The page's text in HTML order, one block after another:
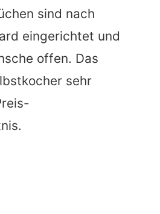
sind nach
eingerichtet und
offen. Das
sehr